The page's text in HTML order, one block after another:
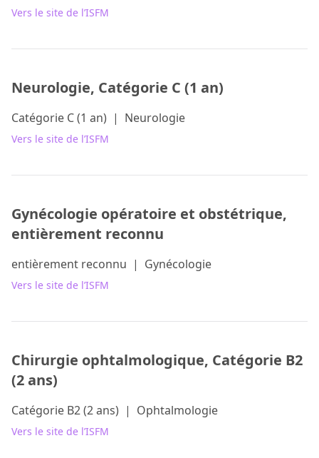
Vers le site de l’ISFM
Neurologie, Catégorie C (1 an)
Catégorie C (1 an) | Neurologie
Vers le site de l’ISFM
Gynécologie opératoire et obstétrique,
entièrement reconnu
entièrement reconnu | Gynécologie
Vers le site de l’ISFM
Chirurgie ophtalmologique, Catégorie B2
(2 ans)
Catégorie B2 (2 ans) | Ophtalmologie
Vers le site de l’ISFM